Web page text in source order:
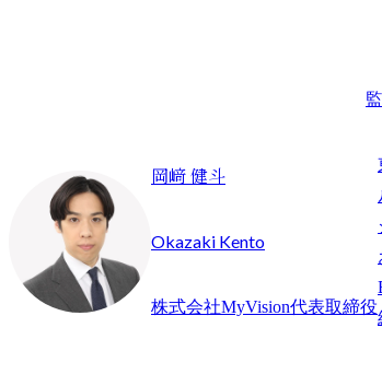
岡﨑 健斗
Okazaki Kento
株式会社MyVision代表取締役